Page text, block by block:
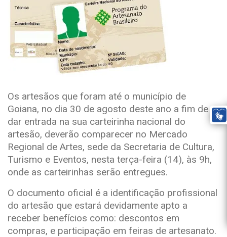
Os artesãos que foram até o município de
Goiana, no dia 30 de agosto deste ano a fim de
dar entrada na sua carteirinha nacional do
artesão, deverão comparecer no Mercado
Regional de Artes, sede da Secretaria de Cultura,
Turismo e Eventos, nesta terça-feira (14), às 9h,
onde as carteirinhas serão entregues.
O documento oficial é a identificação profissional
do artesão que estará devidamente apto a
receber benefícios como: descontos em
compras, e participação em feiras de artesanato.